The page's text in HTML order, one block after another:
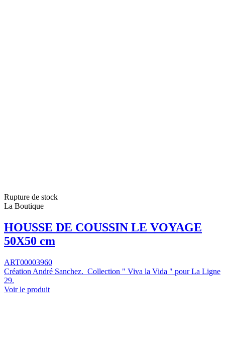
Rupture de stock
La Boutique
HOUSSE DE COUSSIN LE VOYAGE
50X50 cm
ART00003960
Création André Sanchez. Collection " Viva la Vida " pour La Ligne
29.
Voir le produit